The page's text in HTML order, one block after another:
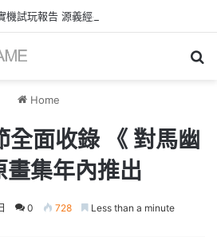
機試玩報告 源義經將是事件的起源！？
Home
全面收錄 《 對馬幽
畫集年內推出
0 728 Less than a minute